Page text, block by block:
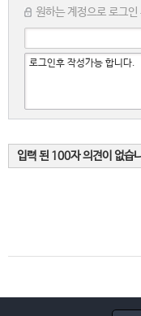
원하는 계정으로 로그
입력 된 100자 의견이 없습